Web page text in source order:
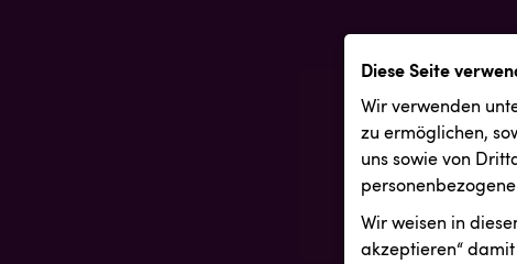
Diese Seite
Wir verwenden
zu ermöglichen,
uns sowie von
Wir weisen in
akzeptieren“